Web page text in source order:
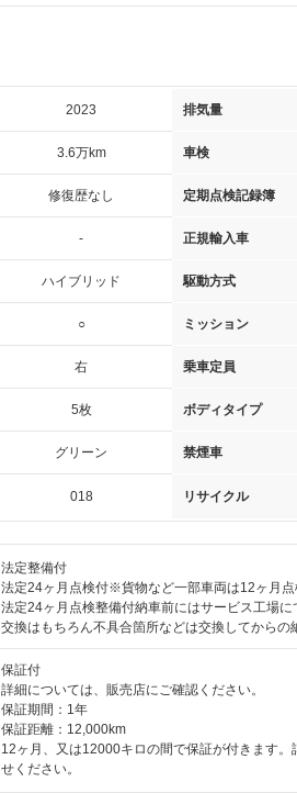
2023 排気量
3.6万km 車検
修復歴なし 定期点検記録簿
- 正規輸入車
ハイブリッド 駆動方式
○ ミッション
右 乗車定員
5枚 ボディタイプ
グリーン 禁煙車
018 リサイクル
法定整備付
法定24ヶ月点検付※貨物など一部車両は12ヶ月点
法定24ヶ月点検整備付納車前にはサービス工場
交換はもちろん不具合箇所などは交換してからの
保証付
詳細については、販売店にご確認ください。
保証期間：1年
保証距離：12,000km
12ヶ月、又は12000キロの間で保証が付きます
せください。